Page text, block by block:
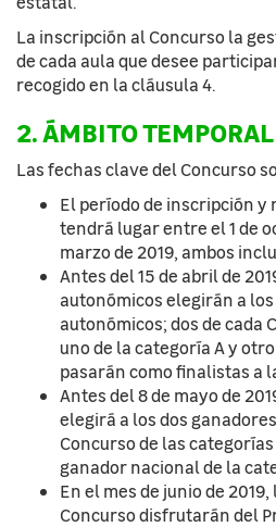
La inscripción al Concurso la
de cada aula que desee
recogido en la cláusula 4.
2. ÁMBITO
Las fechas clave del Concurso
El período de inscripción y
tendrá lugar entre el 1 de
marzo de 2019, ambos
Antes del 15 de abril de
autonómicos elegirán a
autonómicos; dos de cada
uno de la categoría A y otro
pasarán como finalistas a
Antes del 8 de mayo de
elegirá a los dos
Concurso de las categorías
ganador nacional de la
En el mes de junio de
Concurso disfrutarán del